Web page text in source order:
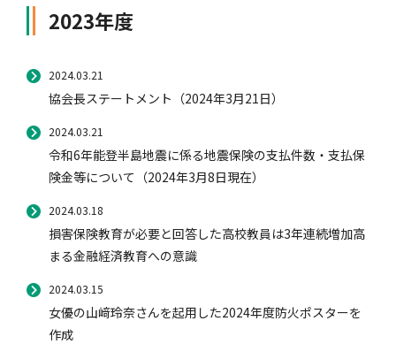
損害保険とは？トップ
自賠責保険
自動車保険
火災保険
地震保険
協会の活動・概要
協会の活動・概要トップ
協会の活動
協会概要
業務・財務等に関する資料
会員会社情報
会員会社情報トップ
損害保険会社の概況
各社の商品について
試験・研修
試験・研修トップ
損害保険代理店について
統計・刊行物・報告書
統計・刊行物・報告書トップ
お知らせ
2024年度
2022年度
2021年度
2020年度
2019年度
2018年度
2017年度
2015年度
2023年度
2024.03.21
協会長ステートメント（2024年3月21日）
2024.03.21
令和6年能登半島地震に係る地震保険の支払件数・支払保
険金等について（2024年3月8日現在）
2024.03.18
損害保険教育が必要と回答した高校教員は3年連続増加高
まる金融経済教育への意識
2024.03.15
女優の山﨑玲奈さんを起用した2024年度防火ポスターを
作成